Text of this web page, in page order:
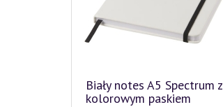
Biały notes A5 Spectrum z
kolorowym paskiem